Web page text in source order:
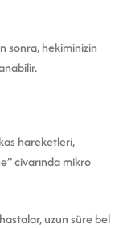
sonra, hekiminizin
hareketleri,
civarında mikro
uzun süre bel